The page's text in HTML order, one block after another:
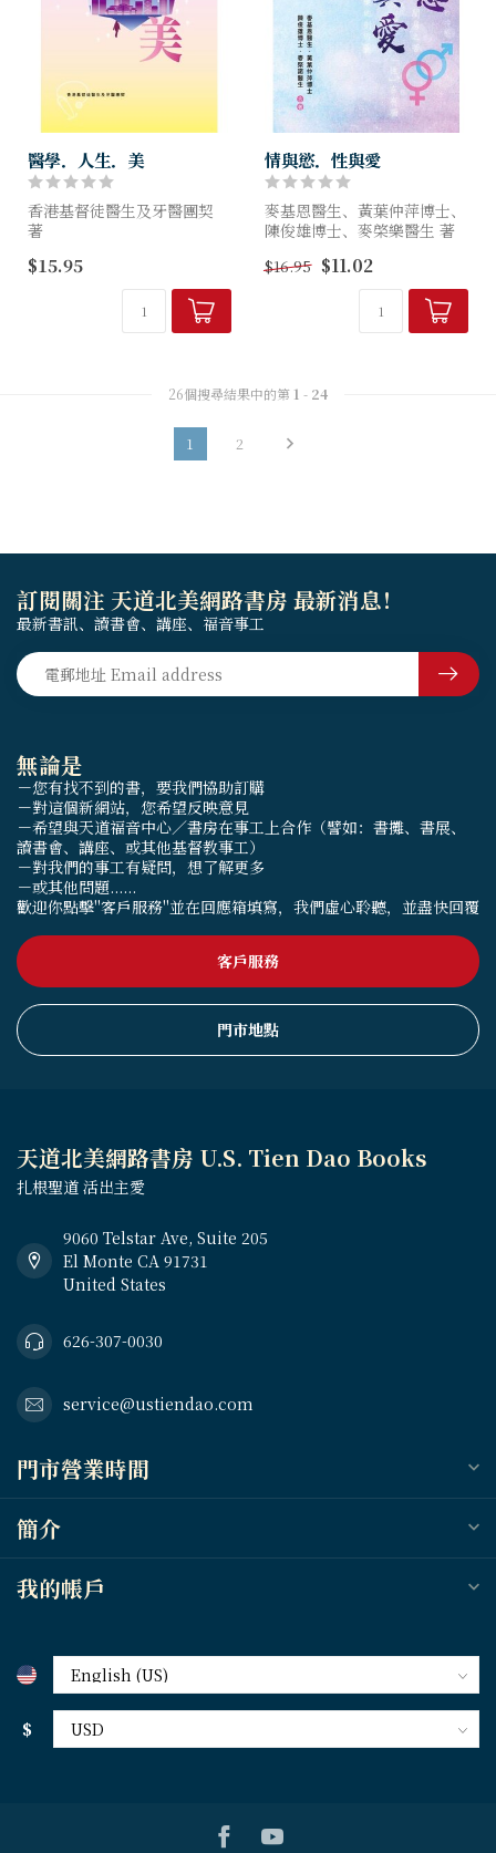
醫學．人生．美
香港基督徒醫生及牙醫團契
著
香港基督徒醫生及牙醫團契
(CMDF)與環球天道傳基協會
合作出版的「醫學人生」叢書
七冊之中，至《美》已是第六
$15.95
情與慾．性與愛
麥基恩醫生、黃葉仲萍博士、
陳俊雄博士、麥棨樂醫生 著
「情」是一個深受歡迎的字，
但「性」是相當敏感，甚或避
而不談，尤其是在亞洲人世
界，而在基督教界更甚！不...
$16.95 $11.02
26個搜尋結果中的第 1 - 24
1 2
無論是
－您有找不到的書，要我們協助訂購
－對這個新網站，您希望反映意見
－希望與天道福音中心／書房在事工上合作（譬如：書攤、書展、
讀書會、講座、或其他基督教事工）
－對我們的事工有疑問，想了解更多
－或其他問題......
歡迎你點擊"客戶服務"並在回應箱填寫，我們虛心聆聽，並盡快回覆
客戶服務
門市地點
訂閱關注 天道北美網路書房 最新消息！
最新書訊、讀書會、講座、福音事工
天道北美網路書房 U.S. Tien Dao Books
扎根聖道 活出主愛
9060 Telstar Ave, Suite 205
El Monte CA 91731
United States
626-307-0030
service@ustiendao.com
門市營業時間
簡介
我的帳戶
$